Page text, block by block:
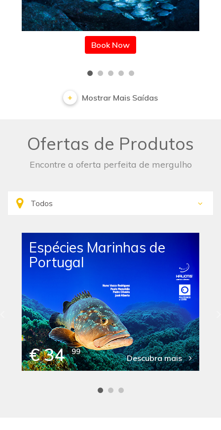
Book Now
Mostrar Mais Saídas
Ofertas de Produtos
Encontre a oferta perfeita de mergulho
Espécies Marinhas de
Portugal
€ 34 99
Descubra mais